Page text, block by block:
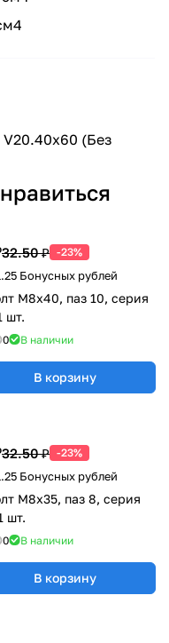
(Без
32.50 ₽ -23%
Бонусных рублей
М8х40, паз 10, серия
шт.
0 В наличии
В корзину
32.50 ₽ -23%
Бонусных рублей
М8х35, паз 8, серия
шт.
0 В наличии
В корзину